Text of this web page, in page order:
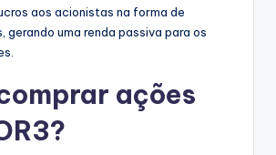
aos acionistas na forma de
gerando uma renda passiva para os
ações